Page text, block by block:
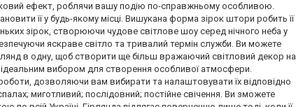
ефект, роблячи вашу подію по-справжньому особливою.
її у будь-якому місці. Вишукана форма зірок штори робить її
зірок, створюючи чудове світлове шоу серед нічного неба у
яскраве світло та тривалий термін служби. Ви можете
в одну, щоб створити ще більш вражаючий світловий декор на
ідеальним вибором для створення особливої атмосфери.
дозволяючи вам вибирати та налаштовувати їх відповідно
миготливий; послідовний; постійне свічення. Ви зможете